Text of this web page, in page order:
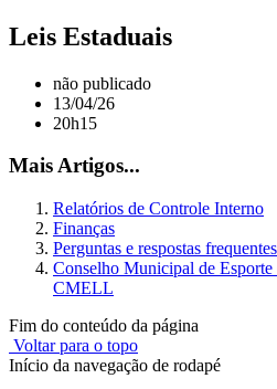
Leis Estaduais
não publicado
13/04/26
20h15
Mais Artigos...
Relatórios de Controle Interno
Finanças
Perguntas e respostas
Conselho Municipal de
CMELL
Fim do conteúdo da página
Voltar para o topo
Início da navegação de rodapé